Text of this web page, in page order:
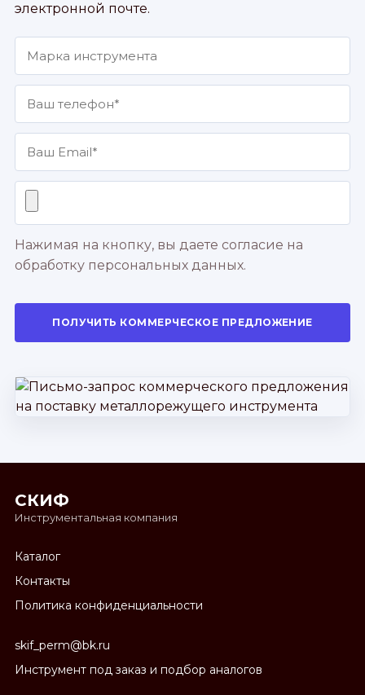
электронной почте.
Нажимая на кнопку, вы даете согласие на
обработку персональных данных.
ПОЛУЧИТЬ КОММЕРЧЕСКОЕ ПРЕДЛОЖЕНИЕ
СКИФ
Инструментальная компания
Каталог
Контакты
Политика конфиденциальности
skif_perm@bk.ru
Инструмент под заказ и подбор аналогов